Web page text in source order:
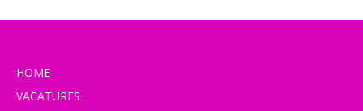
HOME
VACATURES